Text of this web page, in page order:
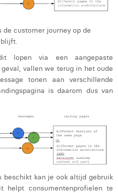
customer journey op de
lopen via een aangepaste
vallen we terug in het oude
tonen aan verschillende
is daarom dus van
beschikt kan je ook altijd gebruik
helpt consumentenprofielen te